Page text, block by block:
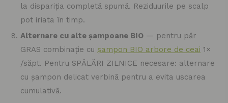
la dispariția completă spumă. Reziduurile pe scalp
pot iriata în timp.
Alternare cu alte șampoane BIO — pentru păr
GRAS combinație cu șampon BIO arbore de ceai 1×
/săpt. Pentru SPĂLĂRI ZILNICE necesare: alternare
cu șampon delicat verbină pentru a evita uscarea
cumulativă.